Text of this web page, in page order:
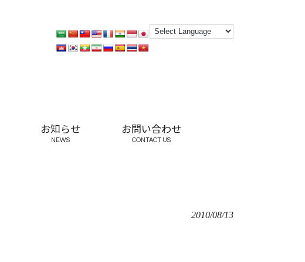
お知らせ
NEWS
お問い合わせ
CONTACT US
2010/08/13